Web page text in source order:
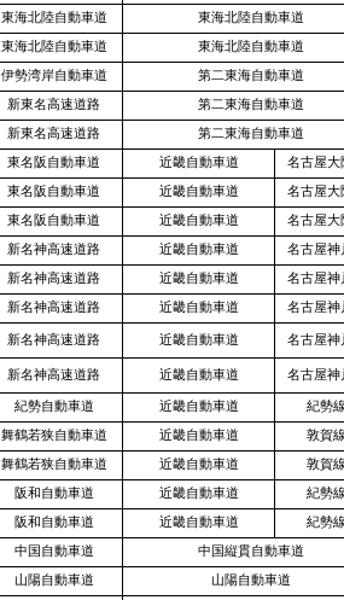
東海北陸自動車道 東海北陸自動車道
東海北陸自動車道 東海北陸自動車道
伊勢湾岸自動車道 第二東海自動車道
新東名高速道路 第二東海自動車道
新東名高速道路 第二東海自動車道
東名阪自動車道 近畿自動車道 名古屋大
東名阪自動車道 近畿自動車道 名古屋大
東名阪自動車道 近畿自動車道 名古屋大
新名神高速道路 近畿自動車道 名古屋神
新名神高速道路 近畿自動車道 名古屋神
新名神高速道路 近畿自動車道 名古屋神
新名神高速道路 近畿自動車道 名古屋神
新名神高速道路 近畿自動車道 名古屋神
紀勢自動車道 近畿自動車道 紀勢
舞鶴若狭自動車道 近畿自動車道 敦賀
舞鶴若狭自動車道 近畿自動車道 敦賀
阪和自動車道 近畿自動車道 紀勢
阪和自動車道 近畿自動車道 紀勢
中国自動車道 中国縦貫自動車道
山陽自動車道 山陽自動車道